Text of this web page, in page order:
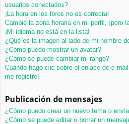
usuarios conectados?
¡La hora en los foros no es correcta!
Cambié la zona horaria en mi perfil, ¡pero
¡Mi idioma no está en la lista!
¿Qué es la imagen al lado de mi nombre
¿Cómo puedo mostrar un avatar?
¿Cómo se puede cambiar mi rango?
Cuando hago clic sobre el enlace de e-
me registre!
Publicación de mensajes
¿Cómo puedo crear un nuevo tema o
¿Cómo se puede editar o borrar un